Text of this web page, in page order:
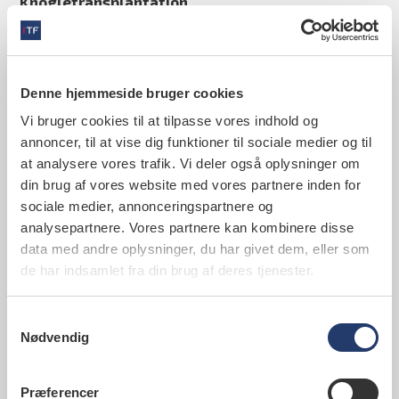
Denne hjemmeside bruger cookies
Vi bruger cookies til at tilpasse vores indhold og
annoncer, til at vise dig funktioner til sociale medier og til
at analysere vores trafik. Vi deler også oplysninger om
din brug af vores website med vores partnere inden for
sociale medier, annonceringspartnere og
analysepartnere. Vores partnere kan kombinere disse
data med andre oplysninger, du har givet dem, eller som
de har indsamlet fra din brug af deres tjenester.
Nødvendig
Præferencer
Hvis der skal fjernes større dele af kæben, kan den
ved behov genopbygges med knogletransplantat
Behandlingsforløb
Det præcise behandlingsforløb ved ORN er svært at
forudsige. Hvis der er behov for det, medinddrager
vi andre specialister - fx plastikkirurger og øre-
næse-halskirurger - i et behandlingssamarbejde.
Samarbejdet vil nogle gange være nødvendigt for
at sikre patienten den optimale behandling.
Mund- og Kæbekirurgisk Klinik. Vi vil også meget
gerne hjælpe dig, hvis der er andet du er i tvivl om.